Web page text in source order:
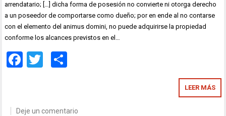
arrendatario; […] dicha forma de posesión no convierte ni otorga derecho
a un poseedor de comportarse como dueño; por en ende al no contarse
con el elemento del animus domini, no puede adquirirse la propiedad
conforme los alcances previstos en el…
Facebook
Twitter
LEER MÁS
Deje un comentario